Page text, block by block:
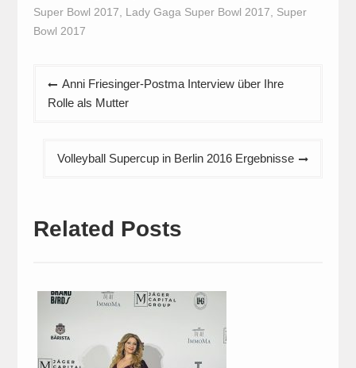
Super Bowl 2017
Lady Gaga Super Bowl 2017
Super
Bowl 2017
Beitragsnavigation
Anni Friesinger-Postma Interview über Ihre
Rolle als Mutter
Volleyball Supercup in Berlin 2016 Ergebnisse
Related Posts